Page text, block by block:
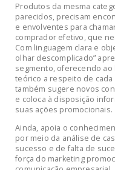
Produtos da mesma
parecidos, precisam
e envolventes para
comprador efetivo, que
Com linguagem clara e
olhar descomplicado”
segmento, oferecendo
teórico a respeito de
também sugere novos
e coloca à disposição
suas ações promocionais.
Ainda, apoia o
por meio da análise de
sucesso e de falta de
força do marketing